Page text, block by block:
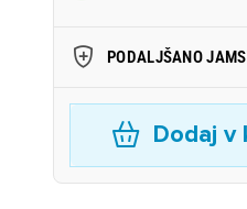
PODALJŠANO
Dodaj v